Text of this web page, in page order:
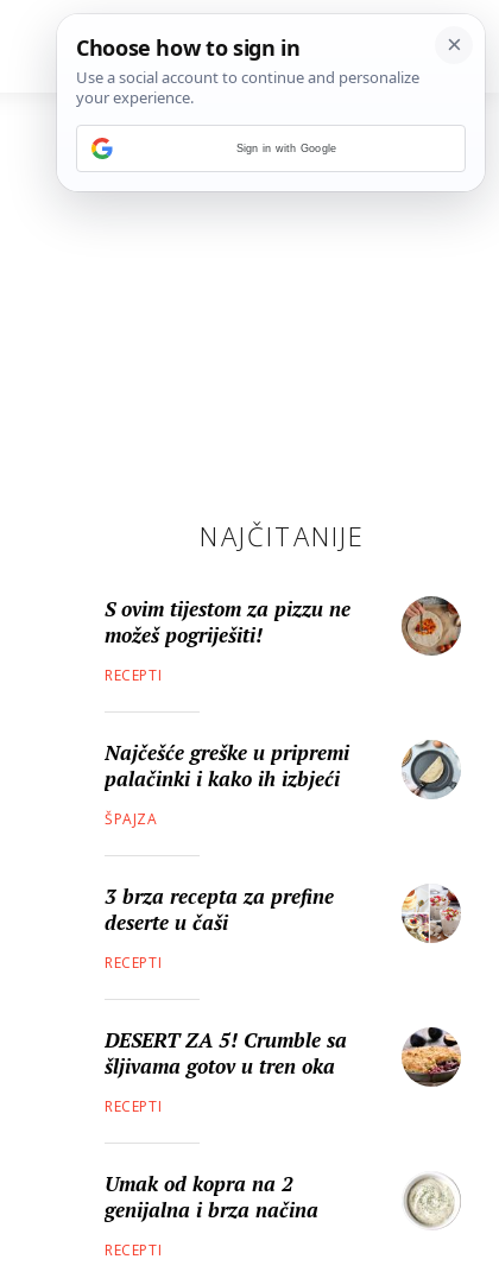
NAJČITANIJE
S ovim tijestom za pizzu ne
možeš pogriješiti!
RECEPTI
Najčešće greške u pripremi
palačinki i kako ih izbjeći
ŠPAJZA
3 brza recepta za prefine
deserte u čaši
RECEPTI
DESERT ZA 5! Crumble sa
šljivama gotov u tren oka
RECEPTI
Umak od kopra na 2
genijalna i brza načina
RECEPTI
Sign in with Google